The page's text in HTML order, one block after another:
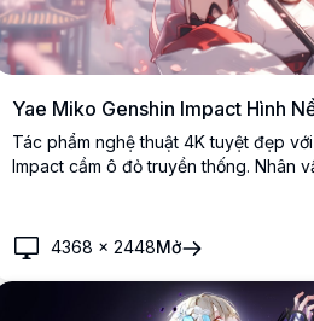
Yae Miko Genshin Impact Hình
Tác phẩm nghệ thuật 4K tuyệt đẹp
Impact cầm ô đỏ truyền thống. Nhân
nền desktop.
4368 ×2448Mở